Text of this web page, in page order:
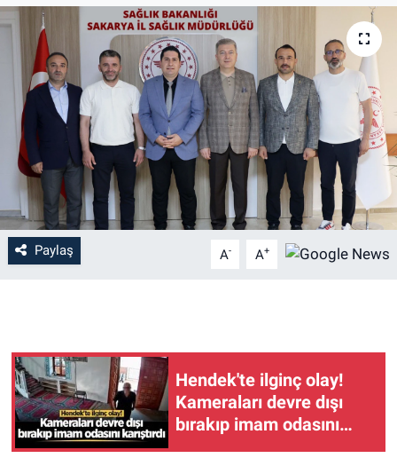
Paylaş A- A+
Hendek'te ilginç olay!
Kameraları devre dışı
bırakıp imam odasını
karıştırdı